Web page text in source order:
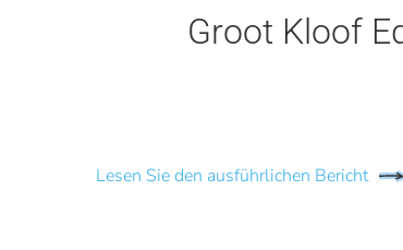
Groot Kloof
Lesen Sie den ausführlichen Bericht